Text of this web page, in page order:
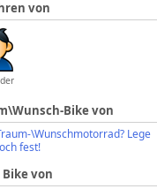
von
Bike von
\Wunschmotorrad? Lege
fest!
Bike von